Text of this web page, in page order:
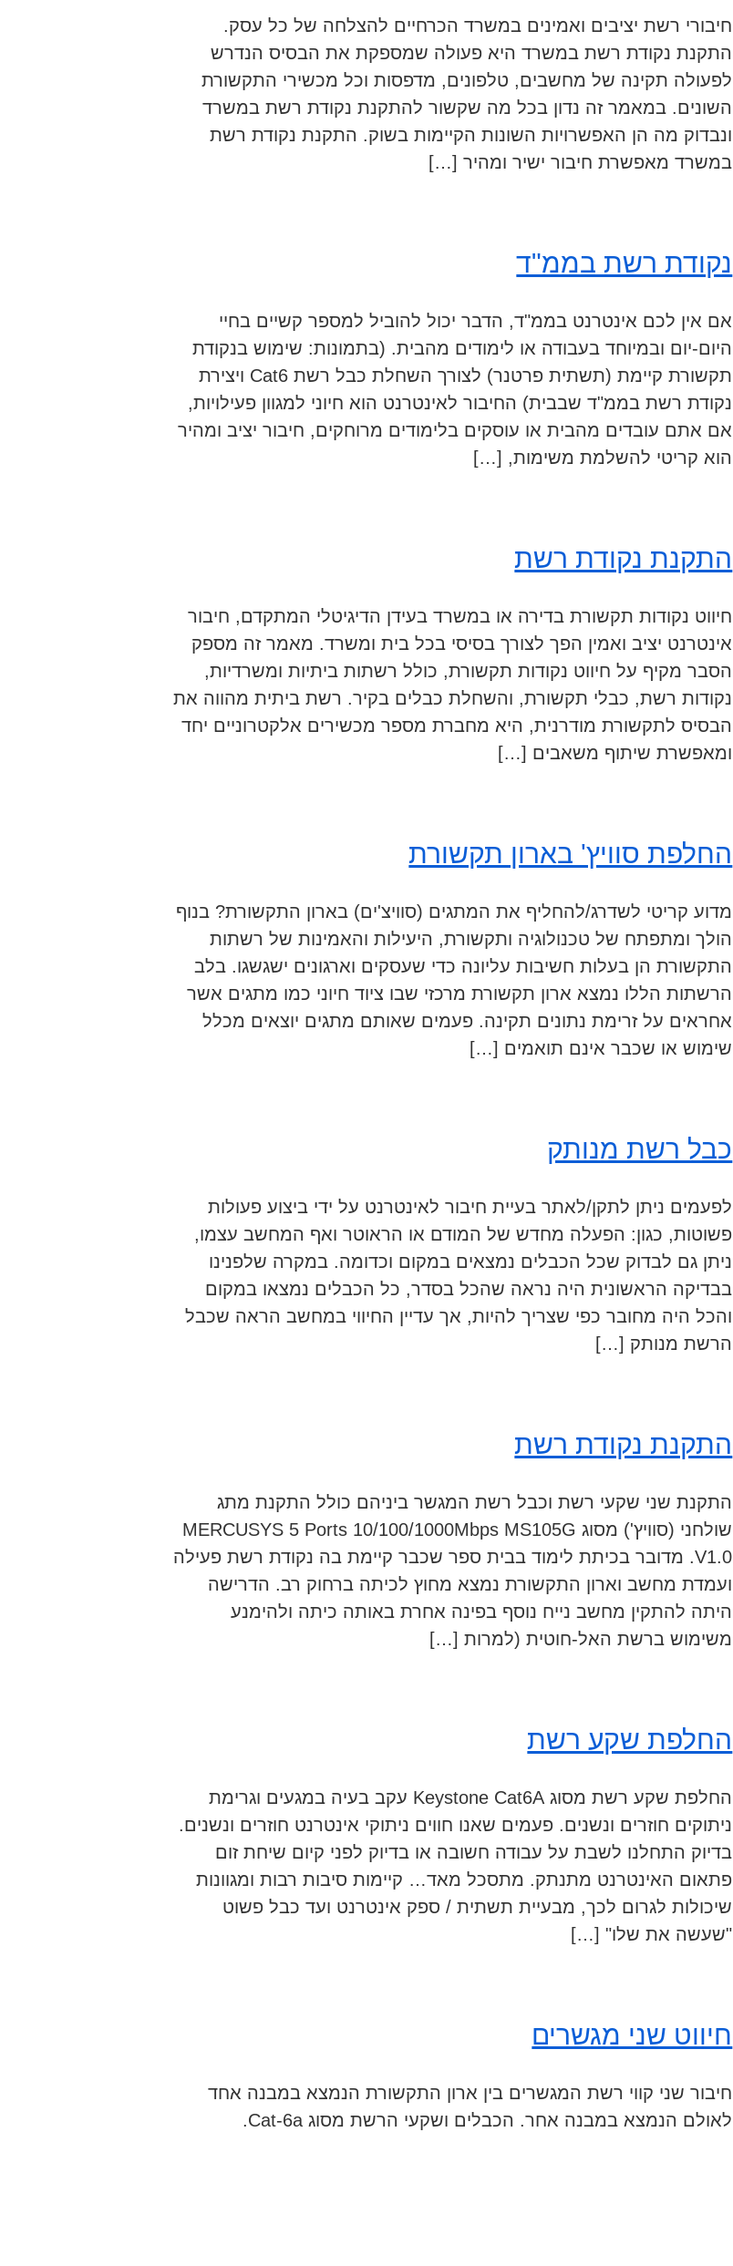
חיבורי רשת יציבים ואמינים במשרד הכרחיים להצלחה של כל עסק.
התקנת נקודת רשת במשרד היא פעולה שמספקת את הבסיס הנדרש
לפעולה תקינה של מחשבים, טלפונים, מדפסות וכל מכשירי התקשורת
השונים. במאמר זה נדון בכל מה שקשור להתקנת נקודת רשת במשרד
ונבדוק מה הן האפשרויות השונות הקיימות בשוק. התקנת נקודת רשת
במשרד מאפשרת חיבור ישיר ומהיר […]
נקודת רשת בממ"ד
אם אין לכם אינטרנט בממ"ד, הדבר יכול להוביל למספר קשיים בחיי
היום-יום ובמיוחד בעבודה או לימודים מהבית. (בתמונות: שימוש בנקודת
תקשורת קיימת (תשתית פרטנר) לצורך השחלת כבל רשת Cat6 ויצירת
נקודת רשת בממ"ד שבבית) החיבור לאינטרנט הוא חיוני למגוון פעילויות,
אם אתם עובדים מהבית או עוסקים בלימודים מרוחקים, חיבור יציב ומהיר
הוא קריטי להשלמת משימות, […]
התקנת נקודת רשת
חיווט נקודות תקשורת בדירה או במשרד בעידן הדיגיטלי המתקדם, חיבור
אינטרנט יציב ואמין הפך לצורך בסיסי בכל בית ומשרד. מאמר זה מספק
הסבר מקיף על חיווט נקודות תקשורת, כולל רשתות ביתיות ומשרדיות,
נקודות רשת, כבלי תקשורת, והשחלת כבלים בקיר. רשת ביתית מהווה את
הבסיס לתקשורת מודרנית, היא מחברת מספר מכשירים אלקטרוניים יחד
ומאפשרת שיתוף משאבים […]
החלפת סוויץ' בארון תקשורת
מדוע קריטי לשדרג/להחליף את המתגים (סוויצ'ים) בארון התקשורת? בנוף
הולך ומתפתח של טכנולוגיה ותקשורת, היעילות והאמינות של רשתות
התקשורת הן בעלות חשיבות עליונה כדי שעסקים וארגונים ישגשגו. בלב
הרשתות הללו נמצא ארון תקשורת מרכזי שבו ציוד חיוני כמו מתגים אשר
אחראים על זרימת נתונים תקינה. פעמים שאותם מתגים יוצאים מכלל
שימוש או שכבר אינם תואמים […]
כבל רשת מנותק
לפעמים ניתן לתקן/לאתר בעיית חיבור לאינטרנט על ידי ביצוע פעולות
פשוטות, כגון: הפעלה מחדש של המודם או הראוטר ואף המחשב עצמו,
ניתן גם לבדוק שכל הכבלים נמצאים במקום וכדומה. במקרה שלפנינו
בבדיקה הראשונית היה נראה שהכל בסדר, כל הכבלים נמצאו במקום
והכל היה מחובר כפי שצריך להיות, אך עדיין החיווי במחשב הראה שכבל
הרשת מנותק […]
התקנת נקודת רשת
התקנת שני שקעי רשת וכבל רשת המגשר ביניהם כולל התקנת מתג
שולחני (סוויץ') מסוג MERCUSYS 5 Ports 10/100/1000Mbps MS105G
V1.0. מדובר בכיתת לימוד בבית ספר שכבר קיימת בה נקודת רשת פעילה
ועמדת מחשב וארון התקשורת נמצא מחוץ לכיתה ברחוק רב. הדרישה
היתה להתקין מחשב נייח נוסף בפינה אחרת באותה כיתה ולהימנע
משימוש ברשת האל-חוטית (למרות […]
החלפת שקע רשת
החלפת שקע רשת מסוג Keystone Cat6A עקב בעיה במגעים וגרימת
ניתוקים חוזרים ונשנים. פעמים שאנו חווים ניתוקי אינטרנט חוזרים ונשנים.
בדיוק התחלנו לשבת על עבודה חשובה או בדיוק לפני קיום שיחת זום
פתאום האינטרנט מתנתק. מתסכל מאד… קיימות סיבות רבות ומגוונות
שיכולות לגרום לכך, מבעיית תשתית / ספק אינטרנט ועד כבל פשוט
"שעשה את שלו" […]
חיווט שני מגשרים
חיבור שני קווי רשת המגשרים בין ארון התקשורת הנמצא במבנה אחד
לאולם הנמצא במבנה אחר. הכבלים ושקעי הרשת מסוג Cat-6a.